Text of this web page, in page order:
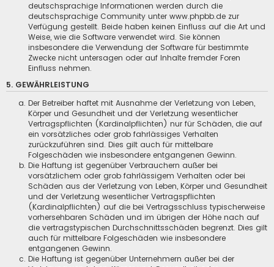
deutschsprachige Informationen werden durch die
deutschsprachige Community unter www.phpbb.de zur
Verfügung gestellt. Beide haben keinen Einfluss auf die Art und
Weise, wie die Software verwendet wird. Sie können
insbesondere die Verwendung der Software für bestimmte
Zwecke nicht untersagen oder auf Inhalte fremder Foren
Einfluss nehmen.
5. GEWÄHRLEISTUNG
Der Betreiber haftet mit Ausnahme der Verletzung von Leben,
Körper und Gesundheit und der Verletzung wesentlicher
Vertragspflichten (Kardinalpflichten) nur für Schäden, die auf
ein vorsätzliches oder grob fahrlässiges Verhalten
zurückzuführen sind. Dies gilt auch für mittelbare
Folgeschäden wie insbesondere entgangenen Gewinn.
Die Haftung ist gegenüber Verbrauchern außer bei
vorsätzlichem oder grob fahrlässigem Verhalten oder bei
Schäden aus der Verletzung von Leben, Körper und Gesundheit
und der Verletzung wesentlicher Vertragspflichten
(Kardinalpflichten) auf die bei Vertragsschluss typischerweise
vorhersehbaren Schäden und im übrigen der Höhe nach auf
die vertragstypischen Durchschnittsschäden begrenzt. Dies gilt
auch für mittelbare Folgeschäden wie insbesondere
entgangenen Gewinn.
Die Haftung ist gegenüber Unternehmern außer bei der